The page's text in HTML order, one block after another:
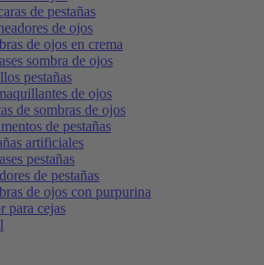
de pestañas
de ojos
de ojos en crema
sombra de ojos
pestañas
de ojos
de sombras de ojos
de pestañas
artificiales
pestañas
de pestañas
de ojos con purpurina
para cejas